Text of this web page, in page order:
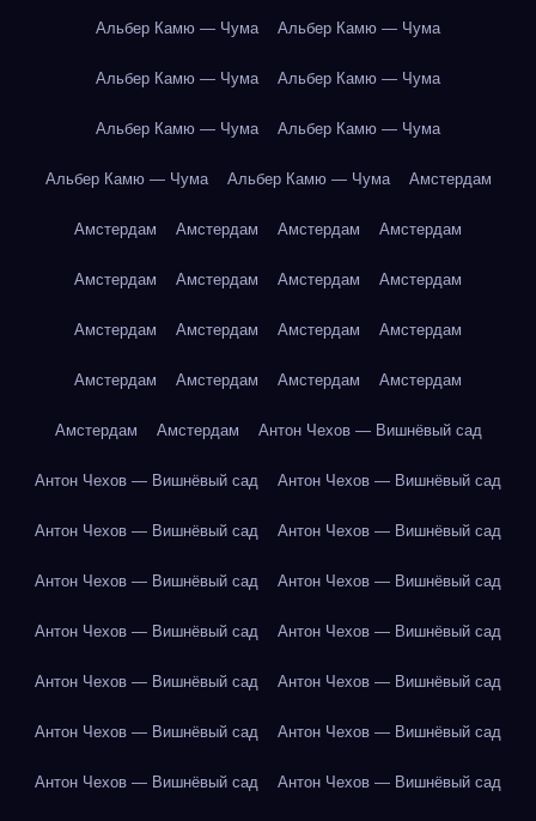
Альбер Камю — Чума Альбер Камю — Чума
Альбер Камю — Чума Альбер Камю — Чума
Альбер Камю — Чума Альбер Камю — Чума
Альбер Камю — Чума Альбер Камю — Чума Амстердам
Амстердам Амстердам Амстердам Амстердам
Амстердам Амстердам Амстердам Амстердам
Амстердам Амстердам Амстердам Амстердам
Амстердам Амстердам Амстердам Амстердам
Амстердам Амстердам Антон Чехов — Вишнёвый сад
Антон Чехов — Вишнёвый сад Антон Чехов — Вишнёвый сад
Антон Чехов — Вишнёвый сад Антон Чехов — Вишнёвый сад
Антон Чехов — Вишнёвый сад Антон Чехов — Вишнёвый сад
Антон Чехов — Вишнёвый сад Антон Чехов — Вишнёвый сад
Антон Чехов — Вишнёвый сад Антон Чехов — Вишнёвый сад
Антон Чехов — Вишнёвый сад Антон Чехов — Вишнёвый сад
Антон Чехов — Вишнёвый сад Антон Чехов — Вишнёвый сад